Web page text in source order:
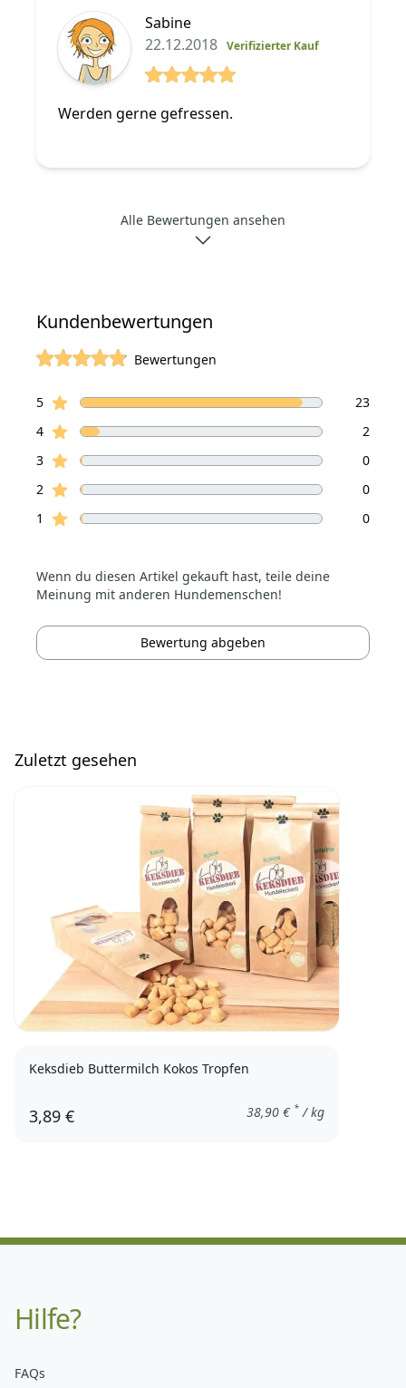
Sabine
22.12.2018 Verifizierter Kauf
Werden gerne gefressen.
Alle Bewertungen ansehen
Kundenbewertungen
Bewertungen
Bewertungen
5Sterne Bewertungen
23
4Sterne Bewertungen
2
3Sterne Bewertungen
0
2 Sterne Bewertungen
0
1
Sterne Bewertungen 0
Wenn du diesen Artikel gekauft hast, teile deine
Meinung mit anderen Hundemenschen!
Bewertung abgeben
Zuletzt gesehen
Keksdieb Buttermilch Kokos Tropfen
3,89 € 38,90 € * / kg
Hilfe?
FAQs